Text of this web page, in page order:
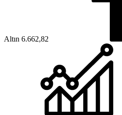
Altın 6.662,82